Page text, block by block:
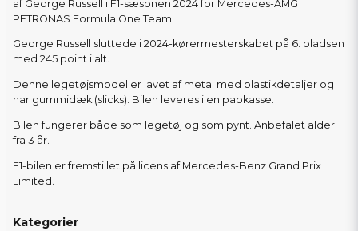
af George Russell i F1-sæsonen 2024 for Mercedes-AMG
PETRONAS Formula One Team.
George Russell sluttede i 2024-kørermesterskabet på 6. pladsen
med 245 point i alt.
Denne legetøjsmodel er lavet af metal med plastikdetaljer og
har gummidæk (slicks). Bilen leveres i en papkasse.
Bilen fungerer både som legetøj og som pynt. Anbefalet alder
fra 3 år.
F1-bilen er fremstillet på licens af Mercedes-Benz Grand Prix
Limited.
Kategorier